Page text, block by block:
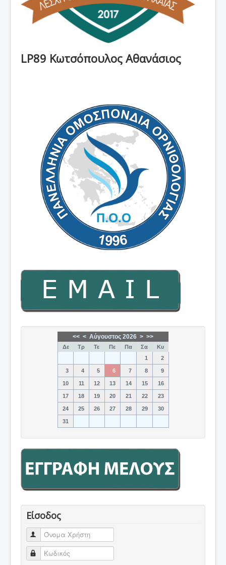
LP89 Κωτσόπουλος Αθανάσιος
<< < Αύγουστος 2026 > >>
Δε Τρ Τε Πε Πα Σα
Κυ
1
2
3 4 5 6 7 8 9
10 11 12 13 14 15 16
17 18 19 20 21 22 23
24 25 26 27 28 29 30
31
Είσοδος
Όνομα Χρήστη
Κωδικός